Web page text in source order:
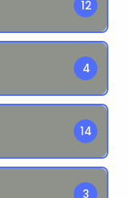
12
4
14
3